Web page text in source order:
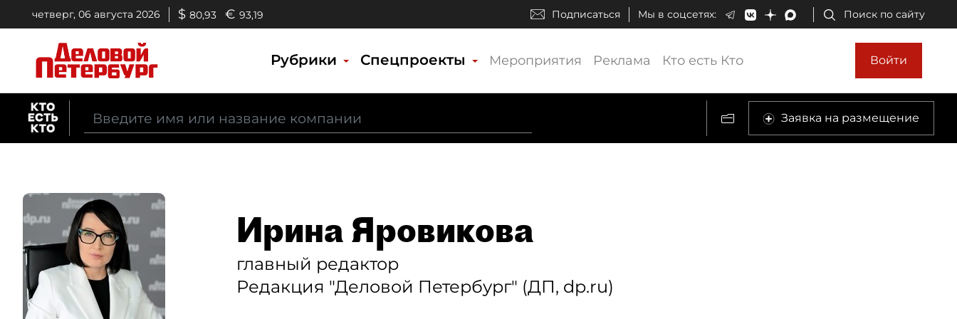
четверг, 06 августа 2026 $ 80,93 € 93,19 Подписаться Мы в соцсетях: Поиск по сайту
Рубрики Спецпроекты Мероприятия Реклама Кто есть Кто Войти
Заявка на размещение
Ирина Яровикова
главный редактор
Редакция "Деловой Петербург" (ДП, dp.ru)